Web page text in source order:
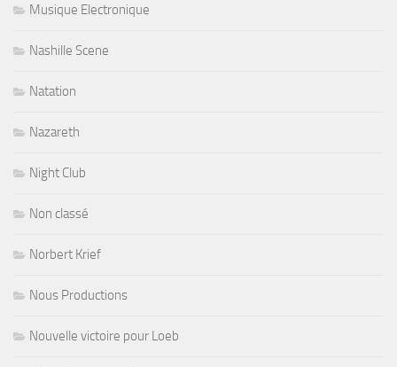
Musique Electronique
Nashille Scene
Natation
Nazareth
Night Club
Non classé
Norbert Krief
Nous Productions
Nouvelle victoire pour Loeb